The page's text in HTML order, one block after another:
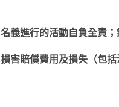
義進行的活動自負全責
害賠償費用及損失（包